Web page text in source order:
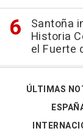
Santoña
Historia
el Fuerte
ÚLTIMAS